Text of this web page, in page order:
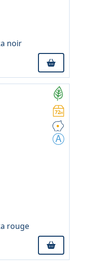
noir
rouge